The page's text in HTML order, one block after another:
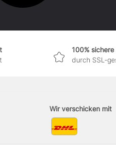
100%
durch SSL-
Wir verschicken mit